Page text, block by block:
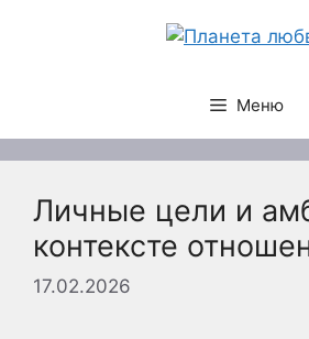
Меню
Личные цели и
контексте
17.02.2026